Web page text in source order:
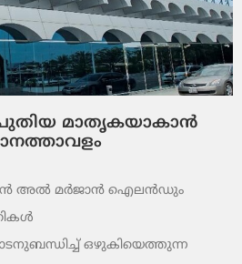
മാതൃകയാകാൻ
അൽ മർജാൻ ഐലൻഡും
ഒഴുകിയെത്തുന്ന